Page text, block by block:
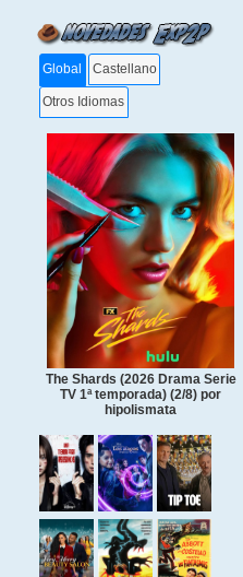
Global Castellano
Otros Idiomas
The Shards (2026 Drama Serie
TV 1ª temporada) (2/8) por
hipolismata